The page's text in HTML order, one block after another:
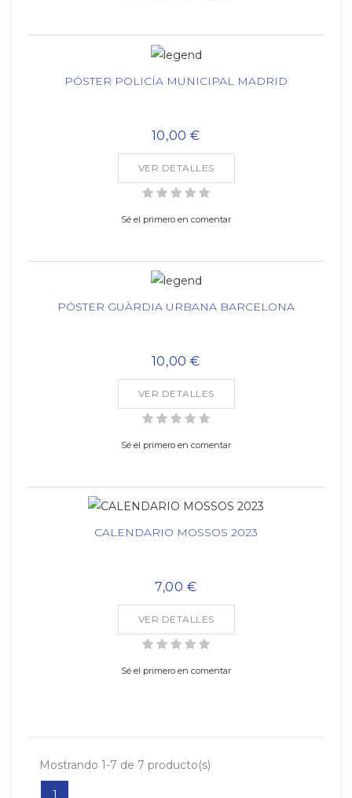
PÓSTER POLICÍA MUNICIPAL MADRID
10,00 €
VER DETALLES
Sé el primero en comentar
PÓSTER GUÀRDIA URBANA BARCELONA
10,00 €
VER DETALLES
Sé el primero en comentar
CALENDARIO MOSSOS 2023
7,00 €
VER DETALLES
Sé el primero en comentar
Mostrando 1-7 de 7 producto(s)
1